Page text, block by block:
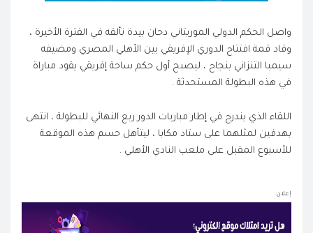
واصل الحكم الدولي الموريتاني دحان بيدة تألقه في الفترة الأخيرة ،
وقاد قمة افتتاح الدوري الإفريقي بين الأهلي المصري ومضيفه
سيمبا التنزاني بنجاح ، ليصبح أول حكم ساحة إفريقي يقود مباراة
في هذه البطولة المستحدثة .
اللقاء الذي يندرج في إطار مباريات الدور ربع النهائي للبطولة ، انتهى
بهدفين لمثلهما على ستاد مكابا ، ليتأهل حسم هذه الموقعة
للأسبوع المقبل على ملعب النادي الأهلي .
إعلان